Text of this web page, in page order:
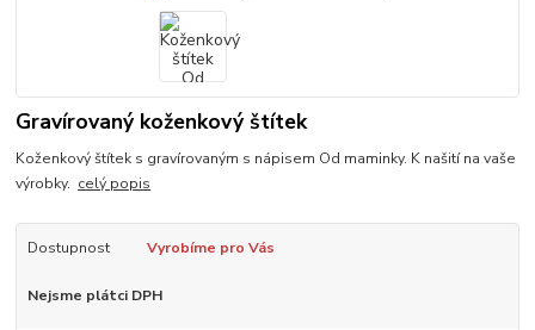
Gravírovaný koženkový štítek
Koženkový štítek s gravírovaným s nápisem Od maminky. K našití na vaše
výrobky. celý popis
Dostupnost Vyrobíme pro Vás
Nejsme plátci DPH